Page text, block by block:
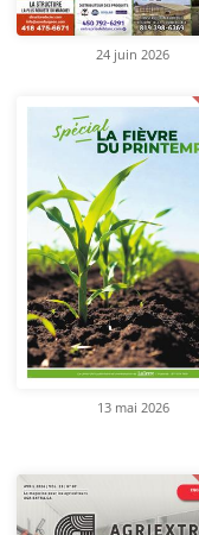
24 juin 2026
13 mai 2026